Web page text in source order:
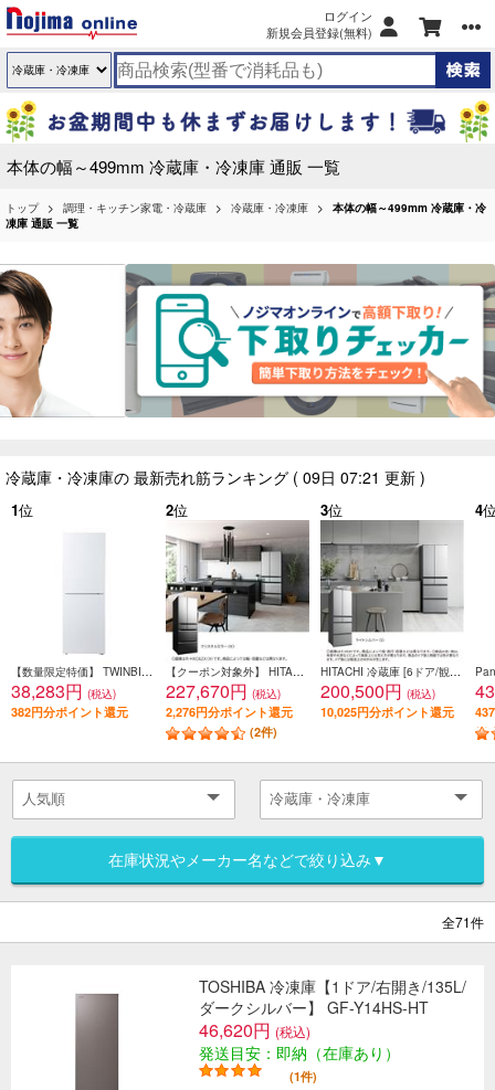
ログイン
新規会員登録(無料)
本体の幅～499mm 冷蔵庫・冷凍庫 通販 一覧
トップ 調理・キッチン家電・冷蔵庫 冷蔵庫・冷凍庫
本体の幅～499mm 冷蔵庫・冷
凍庫 通販 一覧
冷蔵庫・冷凍庫の 最新売れ筋ランキング ( 09日 07:21 更新 )
1位
【数量限定特価】 TWINBIRD 冷蔵庫[ガラスデザイン][引き出し式大容量冷凍室]【2ドア/右開き/231L/ホワイト】★大型配送対象商品 HR-E923W
38,283円 (税込)
382円分ポイント還元
2位
【クーポン対象外】 HITACHI 冷蔵庫【6ドア/観音開き/540L/クリスタルミラー】 ★大型配送対象商品 R-HXC54X-X
227,670円 (税込)
2,276円分ポイント還元
(2件)
3位
HITACHI 冷蔵庫 [6ドア/観音開き/485L/ライトシルバー] ★大型配送対象商品 R-H49Y-S
200,500円 (税込)
10,025円分ポイント還元
4
在庫状況やメーカー名などで絞り込み▼
全71件
TOSHIBA 冷凍庫【1ドア/右開き/135L/
ダークシルバー】 GF-Y14HS-HT
46,620円 (税込)
発送目安：即納（在庫あり）
(1件)